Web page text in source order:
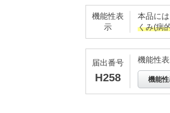
機能性表
示
本品に
くみ(病
届出番号
H258
機能性
機能